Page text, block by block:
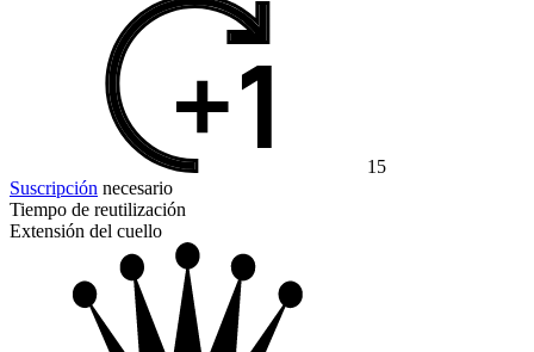
15
Suscripción necesario
Tiempo de reutilización
Extensión del cuello